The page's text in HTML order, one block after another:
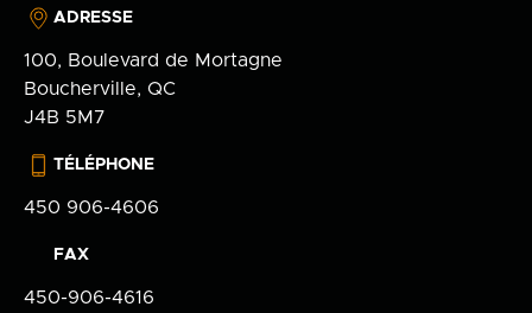
ADRESSE
100, Boulevard de Mortagne
Boucherville, QC
J4B 5M7
TÉLÉPHONE
450 906-4606
FAX
450-906-4616